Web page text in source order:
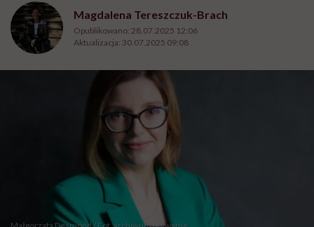
Magdalena Tereszczuk-Brach
Opublikowano: 28.07.2025 12:06
Aktualizacja: 30.07.2025 09:08